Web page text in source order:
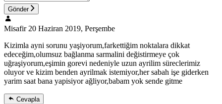
Gönder
Misafir 20 Haziran 2019, Perşembe
Kizimla ayni sorunu yaşiyorum,farkettiğim noktalara dikkat
edeceğim,olumsuz bağlanma sarmalini değistirmeye çok
uğraşiyorum,eşimin gorevi nedeniyle uzun ayrilim süreclerimiz
oluyor ve kizim benden ayrilmak istemiyor,her sabah işe giderken
yarim saat bana yapisiyor ağliyor,babam yok sende gitme
Cevapla